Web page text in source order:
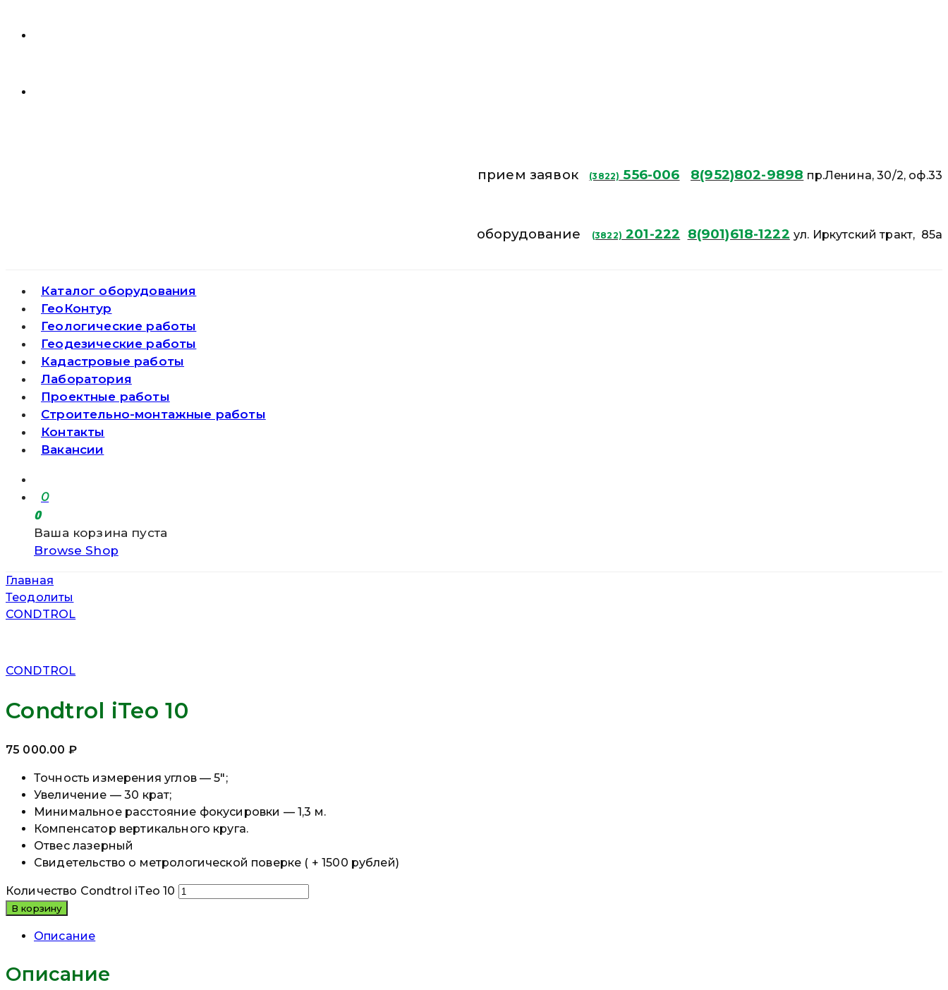
прием заявок (3822) 556-006 8(952)802-9898 пр.Ленина, 30/2, оф.33
оборудование (3822) 201-222 8(901)618-1222 ул. Иркутский тракт, 85а
Каталог оборудования
ГеоКонтур
Геологические работы
Геодезические работы
Кадастровые работы
Лаборатория
Проектные работы
Строительно-монтажные работы
Контакты
Вакансии
0
0
Ваша корзина пуста
Browse Shop
Главная
Теодолиты
CONDTROL
CONDTROL
Condtrol iTeo 10
75 000.00 ₽
Точность измерения углов — 5″;
Увеличение — 30 крат;
Минимальное расстояние фокусировки — 1,3 м.
Компенсатор вертикального круга.
Отвес лазерный
Свидетельство о метрологической поверке ( + 1500 рублей)
Количество Condtrol iTeo 10
В корзину
Описание
Описание